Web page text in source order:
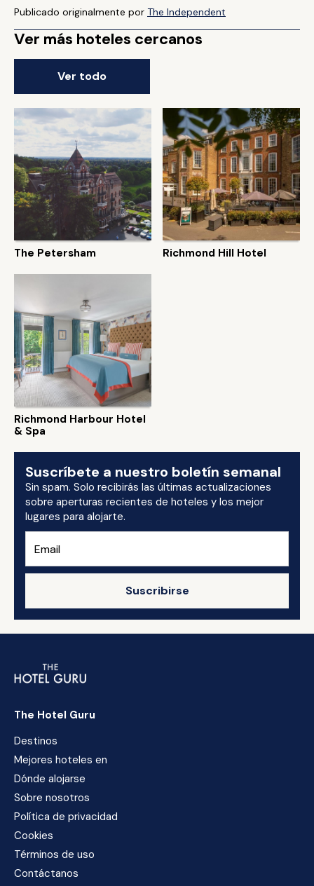
Publicado originalmente por The Independent
Ver más hoteles cercanos
Ver todo
The Petersham Richmond Hill Hotel
Richmond Harbour Hotel
& Spa
Suscríbete a nuestro boletín semanal
Sin spam. Solo recibirás las últimas actualizaciones
sobre aperturas recientes de hoteles y los mejor
lugares para alojarte.
Suscribirse
The Hotel Guru
Destinos
Mejores hoteles en
Dónde alojarse
Sobre nosotros
Política de privacidad
Cookies
Términos de uso
Contáctanos